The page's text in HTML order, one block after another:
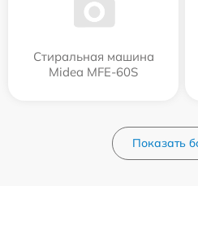
Стиральная машина
Midea MFE-60S
Показать